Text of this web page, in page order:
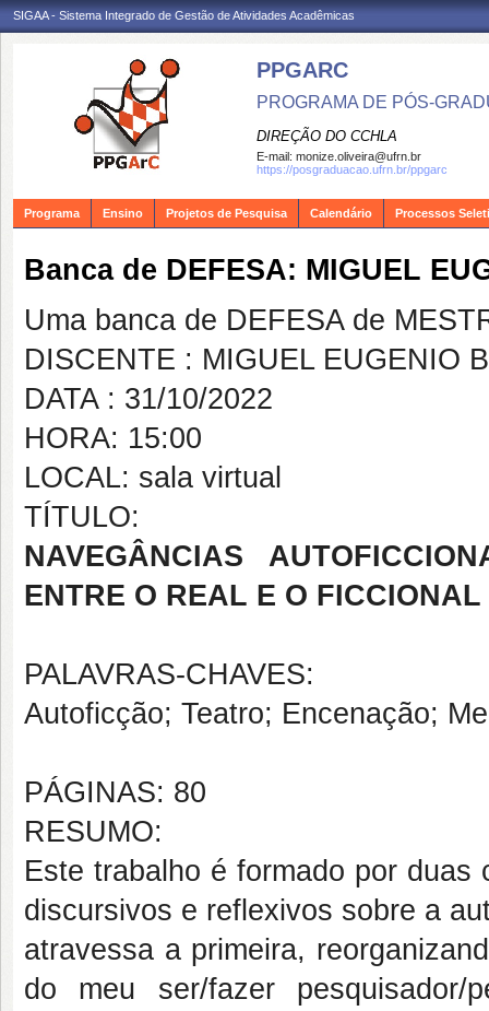
SIGAA - Sistema Integrado de Gestão de Atividades Acadêmicas
PPGARC
PROGRAMA DE PÓS-
DIREÇÃO DO CCHLA
E-mail: monize.oliveira@ufrn.br
https://posgraduacao.ufrn.br/ppgarc
Programa Ensino Projetos de Pesquisa Calendário Processos
Banca de DEFESA: MIGUEL
Uma banca de DEFESA de
DISCENTE : MIGUEL EUGENIO
DATA : 31/10/2022
HORA: 15:00
LOCAL: sala virtual
TÍTULO:
NAVEGÂNCIAS
ENTRE O REAL E O
PALAVRAS-CHAVES:
Autoficção; Teatro; Encenação;
PÁGINAS: 80
RESUMO:
Este trabalho é formado por
discursivos e reflexivos sobre a
atravessa a primeira,
do meu ser/fazer pesquisador/